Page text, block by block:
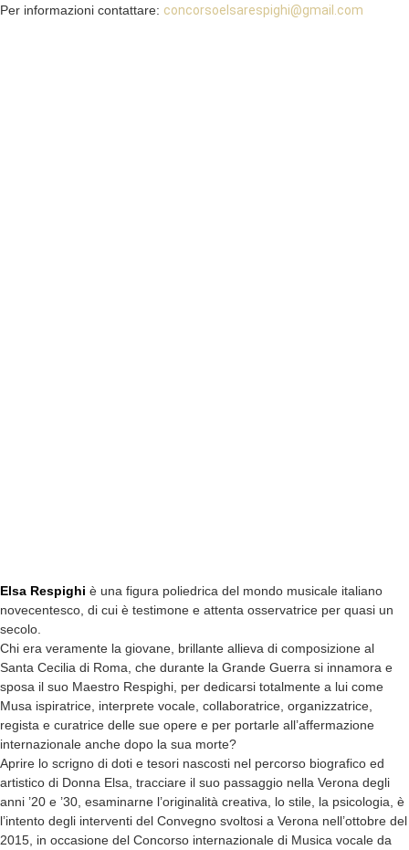
Per informazioni contattare: concorsoelsarespighi@gmail.com
Elsa Respighi è una figura poliedrica del mondo musicale italiano
novecentesco, di cui è testimone e attenta osservatrice per quasi un
secolo.
Chi era veramente la giovane, brillante allieva di composizione al
Santa Cecilia di Roma, che durante la Grande Guerra si innamora e
sposa il suo Maestro Respighi, per dedicarsi totalmente a lui come
Musa ispiratrice, interprete vocale, collaboratrice, organizzatrice,
regista e curatrice delle sue opere e per portarle all’affermazione
internazionale anche dopo la sua morte?
Aprire lo scrigno di doti e tesori nascosti nel percorso biografico ed
artistico di Donna Elsa, tracciare il suo passaggio nella Verona degli
anni ’20 e ’30, esaminarne l’originalità creativa, lo stile, la psicologia, è
l’intento degli interventi del Convegno svoltosi a Verona nell’ottobre del
2015, in occasione del Concorso internazionale di Musica vocale da